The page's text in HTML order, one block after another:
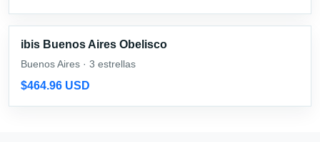
ibis Buenos Aires Obelisco
Buenos Aires · 3 estrellas
$464.96 USD